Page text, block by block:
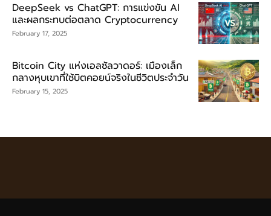
DeepSeek vs ChatGPT: การแข่งขัน AI
และผลกระทบต่อตลาด Cryptocurrency
February 17, 2025
Bitcoin City แห่งเอลซัลวาดอร์: เมืองเล็ก
กลางหุบเขาที่ใช้บิตคอยน์จริงในชีวิตประจำวัน
February 15, 2025